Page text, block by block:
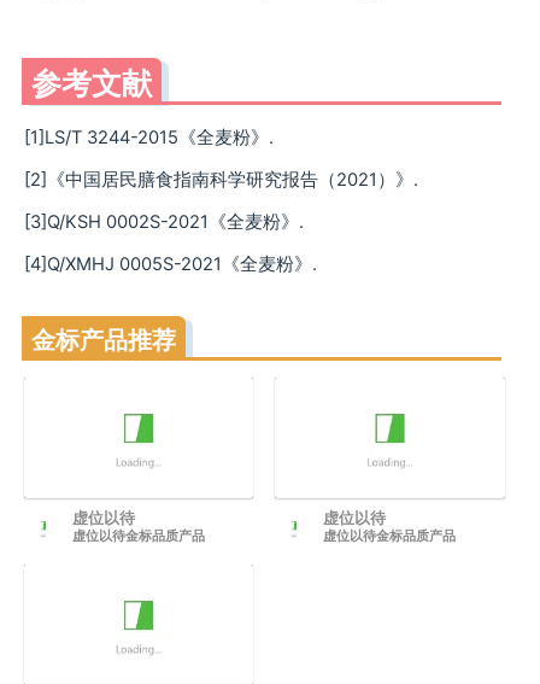
参考文献
[1]LS/T 3244-2015《全麦粉》.
[2]《中国居民膳食指南科学研究报告（2021）》.
[3]Q/KSH 0002S-2021《全麦粉》.
[4]Q/XMHJ 0005S-2021《全麦粉》.
金标产品推荐
虚位以待
虚位以待金标品质产品
虚位以待
虚位以待金标品质产品